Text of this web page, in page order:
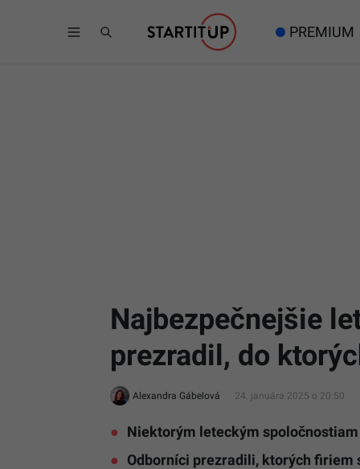
PREMIUM
Najbezpečnejšie
prezradil, do
Alexandra Gábelová 24. januára 2025 o 20:50
Niektorým leteckým
Odborníci prezradili, ktorých firiem